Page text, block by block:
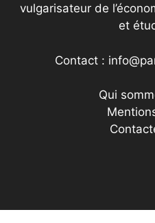
vulgarisateur de
et
Contact :
Qui